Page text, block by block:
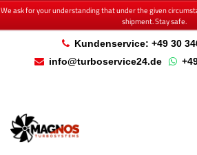
We ask for your understanding that under the given
shipment. Stay safe.
Kundenservice: +49 30
info@turboservice24.de